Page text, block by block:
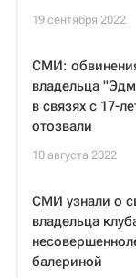
19 сентября 2022
СМИ:
владельца
в связях с 17-
отозвали
10 августа 2022
СМИ узнали о
владельца
балериной